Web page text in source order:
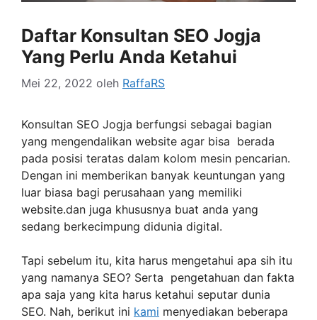
Daftar Konsultan SEO Jogja
Yang Perlu Anda Ketahui
Mei 22, 2022 oleh RaffaRS
Konsultan SEO Jogja berfungsi sebagai bagian
yang mengendalikan website agar bisa berada
pada posisi teratas dalam kolom mesin pencarian.
Dengan ini memberikan banyak keuntungan yang
luar biasa bagi perusahaan yang memiliki
website.dan juga khususnya buat anda yang
sedang berkecimpung didunia digital.
Tapi sebelum itu, kita harus mengetahui apa sih itu
yang namanya SEO? Serta pengetahuan dan fakta
apa saja yang kita harus ketahui seputar dunia
SEO. Nah, berikut ini kami menyediakan beberapa